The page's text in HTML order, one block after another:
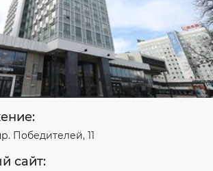
Победителей, 11
сайт: